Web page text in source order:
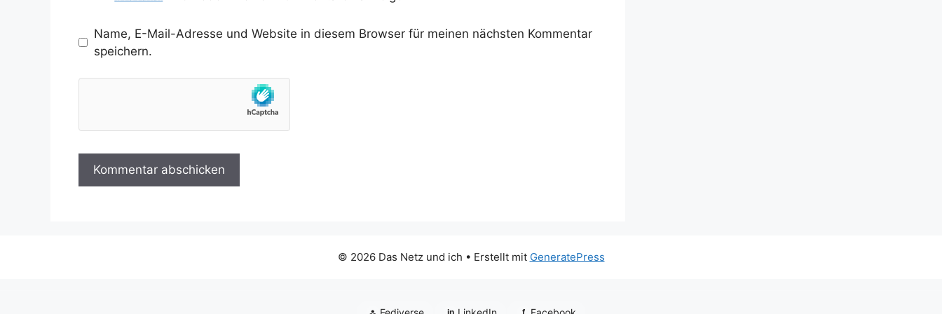
Name, E-Mail-Adresse und Website in diesem Browser für meinen nächsten Kommentar
speichern.
© 2026 Das Netz und ich • Erstellt mit GeneratePress